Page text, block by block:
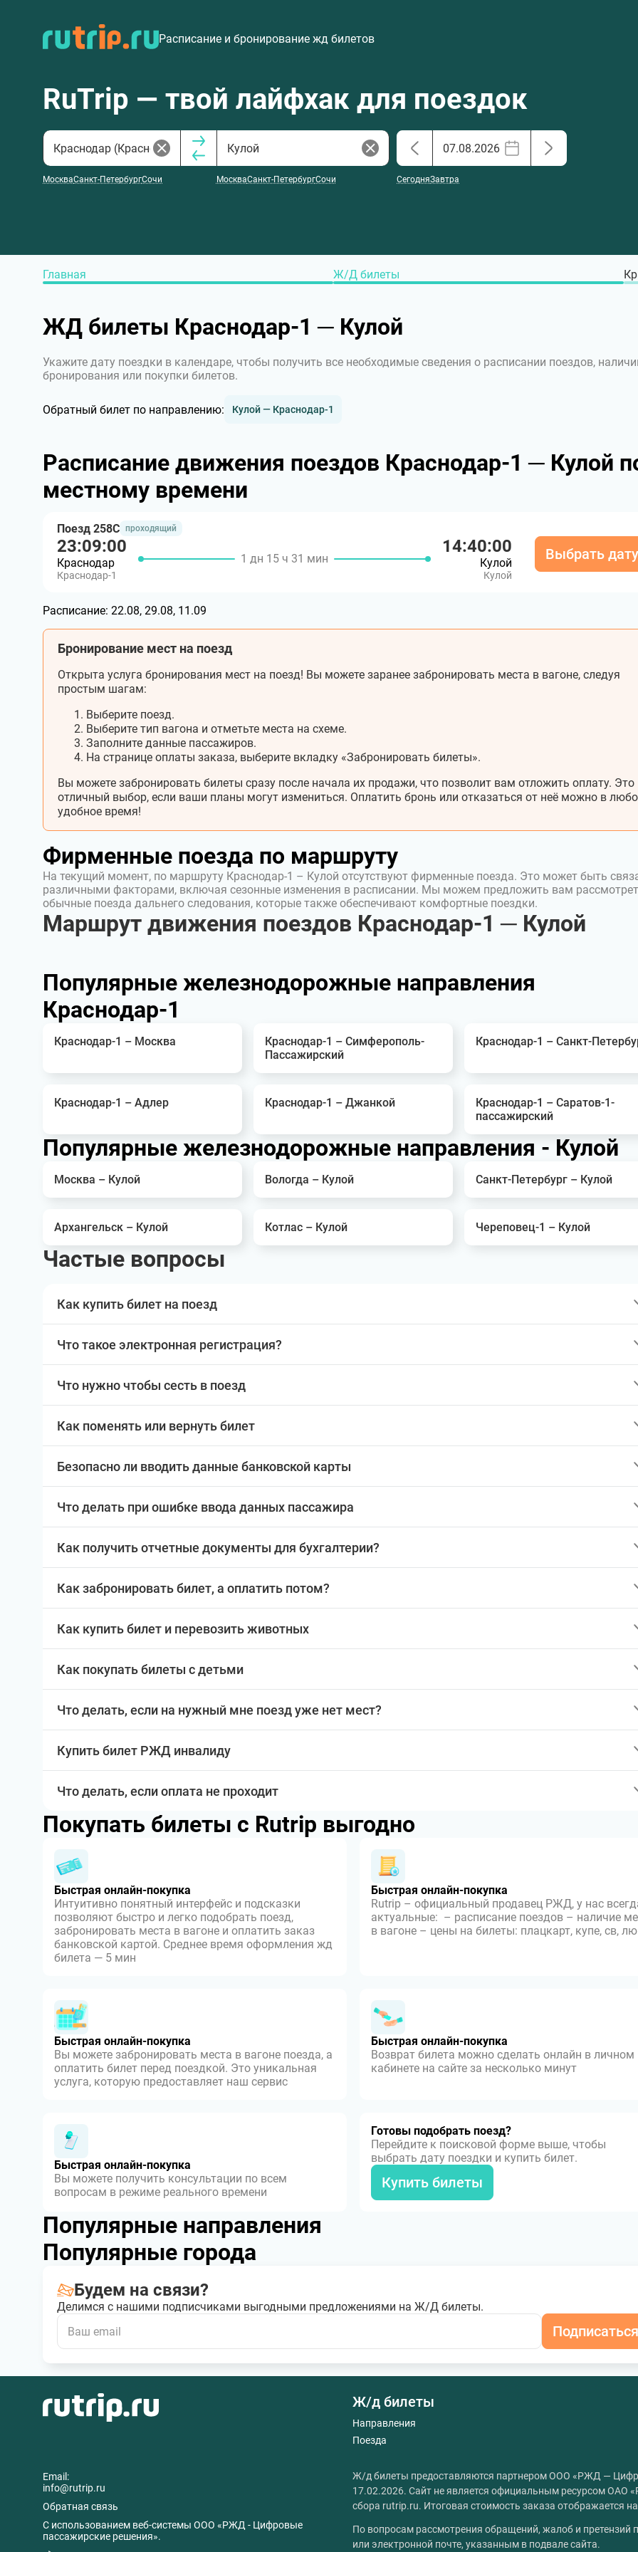
Расписание и бронирование жд билетов
RuTrip — твой лайфхак для поездок
МоскваСанкт-ПетербургСочи МоскваСанкт-ПетербургСочи СегодняЗавтра
Главная Ж/Д билеты
ЖД билеты Краснодар-1 ─ Кулой
Укажите дату поездки в календаре, чтобы получить все необходимые сведения о расписании поездов,
бронирования или покупки билетов.
Обратный билет по направлению: Кулой — Краснодар-1
Расписание движения поездов Краснодар-1 ─ Кулой
местному времени
Поезд 258С проходящий
23:09:00
Краснодар
Краснодар-1
1 дн 15 ч 31 мин
14:40:00
Кулой
Кулой
Выбрать дату
Расписание: 22.08, 29.08, 11.09
Бронирование мест на поезд
Открыта услуга бронирования мест на поезд! Вы можете заранее забронировать места в вагоне, следуя
простым шагам:
Выберите поезд.
Выберите тип вагона и отметьте места на схеме.
Заполните данные пассажиров.
На странице оплаты заказа, выберите вкладку «Забронировать билеты».
Вы можете забронировать билеты сразу после начала их продажи, что позволит вам отложить оплату. Это
отличный выбор, если ваши планы могут измениться. Оплатить бронь или отказаться от неё можно в
удобное время!
Фирменные поезда по маршруту
На текущий момент, по маршруту Краснодар-1 – Кулой отсутствуют фирменные поезда. Это может быть
различными факторами, включая сезонные изменения в расписании. Мы можем предложить вам
обычные поезда дальнего следования, которые также обеспечивают комфортные поездки.
Маршрут движения поездов Краснодар-1 ─ Кулой
Популярные железнодорожные направления
Краснодар-1
Краснодар-1 – Москва
Краснодар-1 – Симферополь-
Пассажирский
Краснодар-1 – Санкт-
Краснодар-1 – Адлер Краснодар-1 – Джанкой
Краснодар-1 – Саратов-1-
пассажирский
Популярные железнодорожные направления - Кулой
Москва – Кулой Вологда – Кулой Санкт-Петербург – Кулой
Архангельск – Кулой Котлас – Кулой Череповец-1 – Кулой
Частые вопросы
Как купить билет на поезд
Что такое электронная регистрация?
Что нужно чтобы сесть в поезд
Как поменять или вернуть билет
Безопасно ли вводить данные банковской карты
Что делать при ошибке ввода данных пассажира
Как получить отчетные документы для бухгалтерии?
Как забронировать билет, а оплатить потом?
Как купить билет и перевозить животных
Как покупать билеты с детьми
Что делать, если на нужный мне поезд уже нет мест?
Купить билет РЖД инвалиду
Что делать, если оплата не проходит
Покупать билеты с Rutrip выгодно
Быстрая онлайн-покупка
Интуитивно понятный интерфейс и подсказки
позволяют быстро и легко подобрать поезд,
забронировать места в вагоне и оплатить заказ
банковской картой. Среднее время оформления жд
билета — 5 мин
Быстрая онлайн-покупка
Rutrip – официальный продавец РЖД, у нас
актуальные: – расписание поездов – наличие
в вагоне – цены на билеты: плацкарт, купе, св,
Быстрая онлайн-покупка
Вы можете забронировать места в вагоне поезда, а
оплатить билет перед поездкой. Это уникальная
услуга, которую предоставляет наш сервис
Быстрая онлайн-покупка
Возврат билета можно сделать онлайн в личном
кабинете на сайте за несколько минут
Быстрая онлайн-покупка
Вы можете получить консультации по всем
вопросам в режиме реального времени
Готовы подобрать поезд?
Перейдите к поисковой форме выше, чтобы
выбрать дату поездки и купить билет.
Купить билеты
Популярные направления
Популярные города
Будем на связи?
Делимся с нашими подписчиками выгодными предложениями на Ж/Д билеты.
Подписаться
Email:
info@rutrip.ru
Обратная связь
C использованием веб-системы ООО «РЖД - Цифровые
пассажирские решения».
Ж/д билеты
Направления
Поезда
Ж/д билеты предоставляются партнером ООО «РЖД —
17.02.2026. Сайт не является официальным ресурсом ОАО
сбора rutrip.ru. Итоговая стоимость заказа отображается
По вопросам рассмотрения обращений, жалоб и
или электронной почте, указанным в подвале сайта.